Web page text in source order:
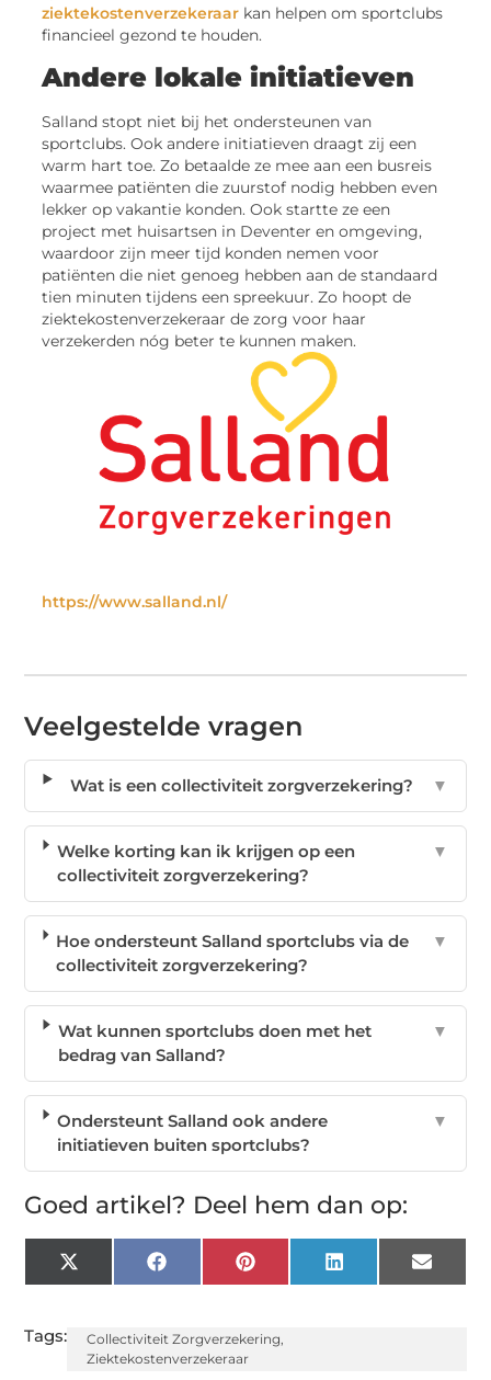
ziektekostenverzekeraar kan helpen om sportclubs
financieel gezond te houden.
Andere lokale initiatieven
Salland stopt niet bij het ondersteunen van
sportclubs. Ook andere initiatieven draagt zij een
warm hart toe. Zo betaalde ze mee aan een busreis
waarmee patiënten die zuurstof nodig hebben even
lekker op vakantie konden. Ook startte ze een
project met huisartsen in Deventer en omgeving,
waardoor zijn meer tijd konden nemen voor
patiënten die niet genoeg hebben aan de standaard
tien minuten tijdens een spreekuur. Zo hoopt de
ziektekostenverzekeraar de zorg voor haar
verzekerden nóg beter te kunnen maken.
https://www.salland.nl/
Veelgestelde vragen
Wat is een collectiviteit zorgverzekering? ▼
Welke korting kan ik krijgen op een
collectiviteit zorgverzekering?
▼
Hoe ondersteunt Salland sportclubs via de
collectiviteit zorgverzekering?
▼
Wat kunnen sportclubs doen met het
bedrag van Salland?
▼
Ondersteunt Salland ook andere
initiatieven buiten sportclubs?
▼
Goed artikel? Deel hem dan op:
X
(Twitter)
FacebookPinterest LinkedIn Email
Tags: Collectiviteit Zorgverzekering
Ziektekostenverzekeraar